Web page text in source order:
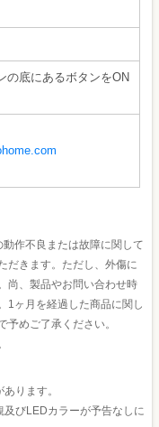
の底にあるボタンをON
作不良または故障に関して
だきます。ただし、外傷に
尚、製品やお問い合わせ時
1ヶ月を経過した商品に関し
めご了承ください。
ります。
びLEDカラーが予告なしに